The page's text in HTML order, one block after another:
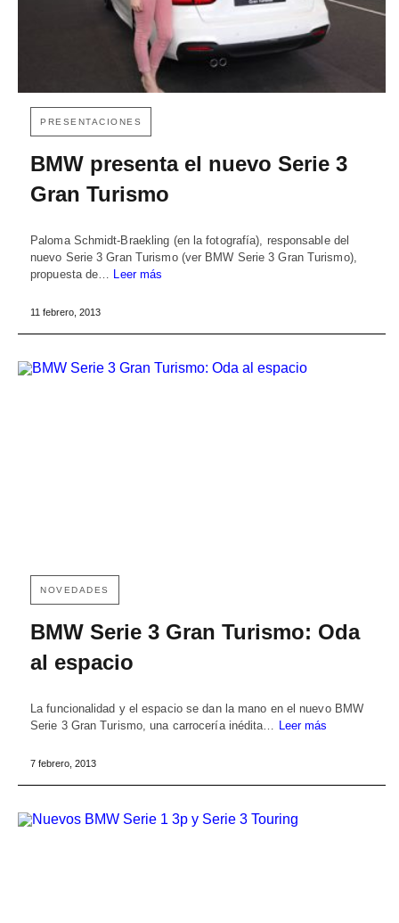
PRESENTACIONES
BMW presenta el nuevo Serie 3
Gran Turismo
Paloma Schmidt-Braekling (en la fotografía), responsable del
nuevo Serie 3 Gran Turismo (ver BMW Serie 3 Gran Turismo),
propuesta de… Leer más
11 febrero, 2013
NOVEDADES
BMW Serie 3 Gran Turismo: Oda
al espacio
La funcionalidad y el espacio se dan la mano en el nuevo BMW
Serie 3 Gran Turismo, una carrocería inédita…
Leer más
7 febrero, 2013